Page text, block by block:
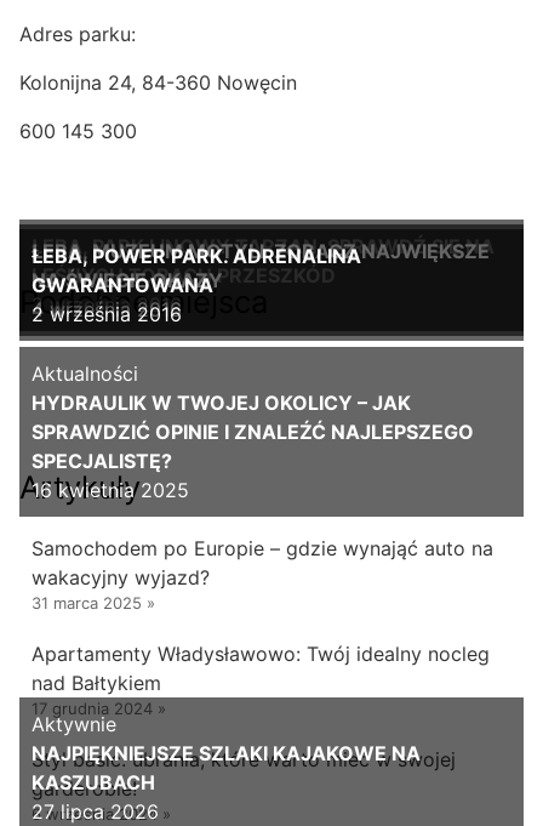
Adres parku:
Kolonijna 24, 84-360 Nowęcin
600 145 300
Podobne miejsca
ŁEBA, PARK LINOWY TARZAN. SPRAWDŹ SIĘ NA
LEŚNYCH TORACH PRZESZKÓD
2 września 2016
ŁEBA, MUZEUM MOTYLI. ZOBACZ NAJWIĘKSZE
NA ŚWIECIE OKAZY
4 września 2016
ŁEBA, POWER PARK. ADRENALINA
GWARANTOWANA
2 września 2016
Artykuły
Aktualności
HYDRAULIK W TWOJEJ OKOLICY – JAK
SPRAWDZIĆ OPINIE I ZNALEŹĆ NAJLEPSZEGO
SPECJALISTĘ?
16 kwietnia 2025
Samochodem po Europie – gdzie wynająć auto na
wakacyjny wyjazd?
31 marca 2025 »
Apartamenty Władysławowo: Twój idealny nocleg
nad Bałtykiem
17 grudnia 2024 »
Styl basic: ubrania, które warto mieć w swojej
garderobie!
6 września 2024 »
Aktywnie
NAJPIĘKNIEJSZE SZLAKI KAJAKOWE NA
KASZUBACH
27 lipca 2026